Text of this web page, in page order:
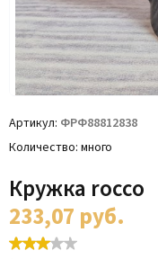
Артикул ФРФ88812838
Количество много
Кружка rocco
233,07 руб.